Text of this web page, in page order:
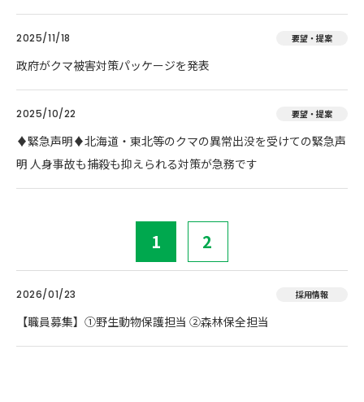
2025/11/18 要望・提案
政府がクマ被害対策パッケージを発表
2025/10/22 要望・提案
♦️緊急声明♦️北海道・東北等のクマの異常出没を受けての緊急声
明 人身事故も捕殺も抑えられる対策が急務です
1 2
2026/01/23 採用情報
【職員募集】①野生動物保護担当 ②森林保全担当